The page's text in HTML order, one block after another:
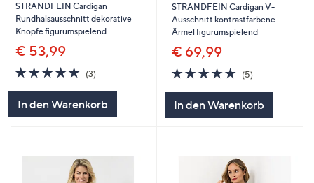
STRANDFEIN Cardigan
Rundhalsausschnitt dekorative
Knöpfe figurumspielend
€ 53,99
5.0
von
(3)3
In den Warenkorb
STRANDFEIN Cardigan V-
Ausschnitt kontrastfarbene
Ärmel figurumspielend
€ 69,99
4.6
von
(5)5
In den Warenkorb